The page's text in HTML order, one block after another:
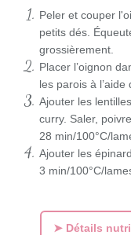
Peler et couper
petits dés.
grossièrement.
Placer l’oignon
les parois à l’aide
Ajouter les
curry. Saler,
28 min/100°C/
Ajouter les
3 min/100°C/
➤ Détails